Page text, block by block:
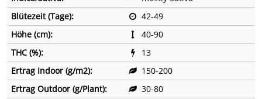
Blütezeit (Tage):
42-49
Höhe (cm):
40-90
THC (%):
13
Ertrag Indoor (g/m2):
150-200
Ertrag Outdoor (g/Plant):
30-80